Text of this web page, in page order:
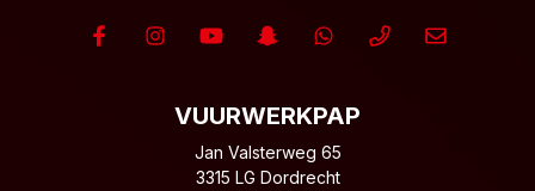
VUURWERKPAP
Jan Valsterweg 65
3315 LG Dordrecht